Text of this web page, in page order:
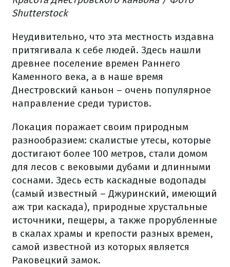
Shutterstock
Неудивительно, что эта местность издавна
притягивала к себе людей. Здесь нашли
древнее поселение времен Раннего
Каменного века, а в наше время
Днестровский каньон – очень популярное
направление среди туристов.
Локация поражает своим природным
разнообразием: скалистые утесы, которые
достигают более 100 метров, стали домом
для лесов с вековыми дубами и длинными
соснами. Здесь есть каскадные водопады
(самый известный – Джуринский, имеющий
аж три каскада), природные хрустальные
источники, пещеры, а также прорубленные
в скалах храмы и крепости разных времен,
самой известной из которых является
Раковецкий замок.